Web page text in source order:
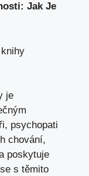
Jak Je
je
psychopati
chování,
poskytuje
s těmito